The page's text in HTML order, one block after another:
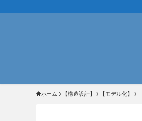
ホーム 【構造設計】 【モデル化】